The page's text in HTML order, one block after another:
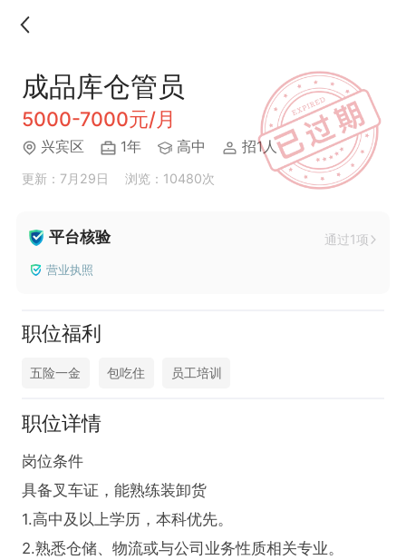
成品库仓管员
5000-7000元/月
兴宾区 1年 高中 招1人
更新：7月29日 浏览：10480次
平台核验 通过1项
营业执照
职位福利
五险一金 包吃住 员工培训
职位详情
岗位条件
具备叉车证，能熟练装卸货
1.高中及以上学历，本科优先。
2.熟悉仓储、物流或与公司业务性质相关专业。